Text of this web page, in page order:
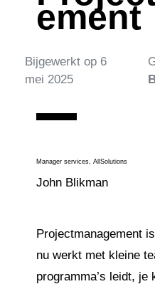
ement
Bijgewerkt op 6
mei 2025
Manager services, AllSolutions
John Blikman
Projectmanagement
nu werkt met kleine
programma’s leidt,